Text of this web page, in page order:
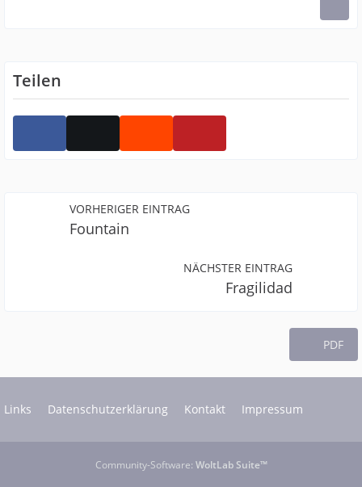
Teilen
VORHERIGER EINTRAG
Fountain
NÄCHSTER EINTRAG
Fragilidad
PDF
Links Datenschutzerklärung Kontakt Impressum
Community-Software: WoltLab Suite™